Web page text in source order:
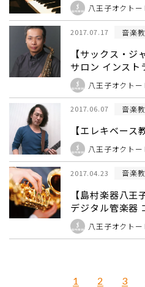
八王子オクトー
2017.07.17 音楽
【サックス・
サロン インス
八王子店 黒川
八王子オクトー
2017.06.07 音楽
【エレキベー
八王子オクトー
2017.04.23 音楽
【島村楽器八王
デジタル管楽器
八王子オクトー
1 2 3